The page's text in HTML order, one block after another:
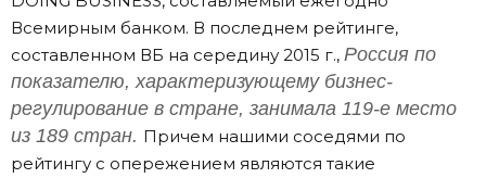
Всемирным банком. В последнем рейтинге,
составленном ВБ на середину 2015 г., Россия по
показателю, характеризующему бизнес-
регулирование в стране, занимала 119-е место
из 189 стран. Причем нашими соседями по
рейтингу с опережением являются такие